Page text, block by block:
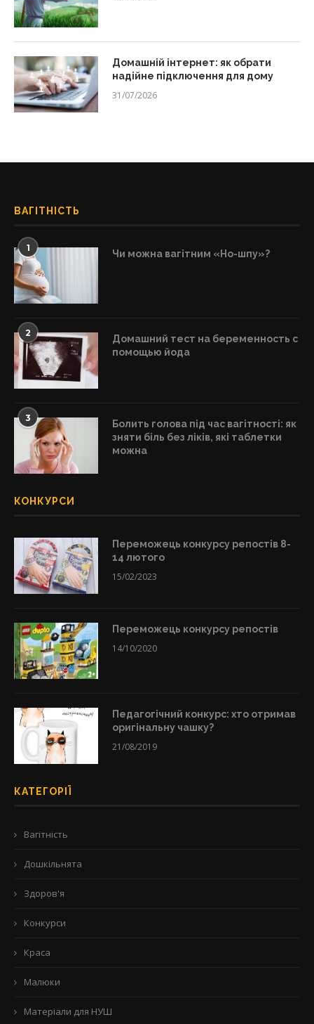
Домашній інтернет: як обрати
надійне підключення для дому
31/07/2026
ВАГІТНІСТЬ
1 Чи можна вагітним «Но-шпу»?
2
Домашний тест на беременность с
помощью йода
3
Болить голова під час вагітності: як
зняти біль без ліків, які таблетки
можна
КОНКУРСИ
Переможець конкурсу репостів 8-
14 лютого
15/02/2023
Переможець конкурсу репостів
14/10/2020
Педагогічний конкурс: хто отримав
оригінальну чашку?
21/08/2019
КАТЕГОРІЇ
Вагітність
Дошкільнята
Здоров'я
Конкурси
Краса
Малюки
Матеріали для НУШ